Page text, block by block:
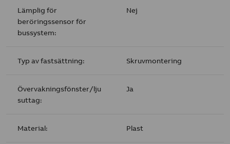
Lämplig för
beröringssensor för
bussystem:
Nej
Typ av fastsättning: Skruvmontering
Övervakningsfönster/lju
suttag:
Ja
Material: Plast